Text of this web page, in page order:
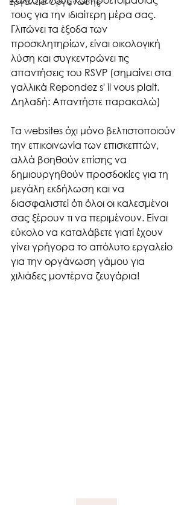
τους για την ιδιαίτερη μέρα σας.
Γλιτώνει τα έξοδα των
προσκλητηρίων, είναι οικολογική
λύση και συγκεντρώνει τις
απαντήσεις του RSVP (σημαίνει στα
γαλλικά Repondez s' il vous plait.
Δηλαδή: Απαντήστε παρακαλώ)
Τα websites όχι μόνο βελτιστοποιούν
την επικοινωνία των επισκεπτών,
αλλά βοηθούν επίσης να
δημιουργηθούν προσδοκίες για τη
μεγάλη εκδήλωση και να
διασφαλιστεί ότι όλοι οι καλεσμένοι
σας ξέρουν τι να περιμένουν. Είναι
εύκολο να καταλάβετε γιατί έχουν
γίνει γρήγορα το απόλυτο εργαλείο
για την οργάνωση γάμου για
χιλιάδες μοντέρνα ζευγάρια!